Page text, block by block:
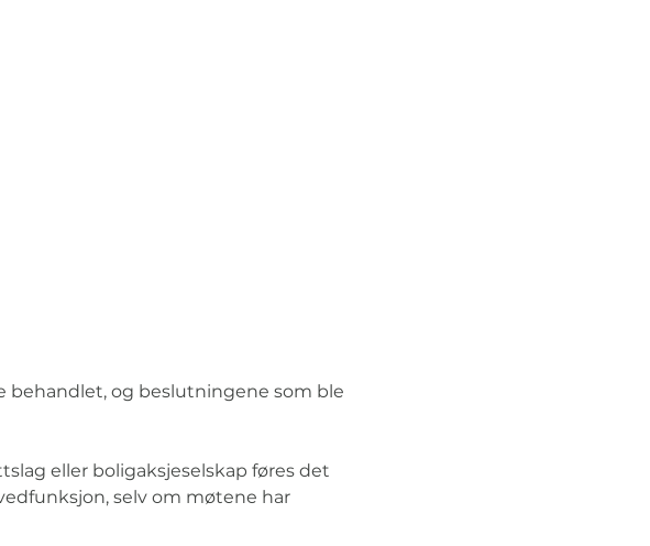
behandlet, og beslutningene som ble
eller boligaksjeselskap føres det
selv om møtene har